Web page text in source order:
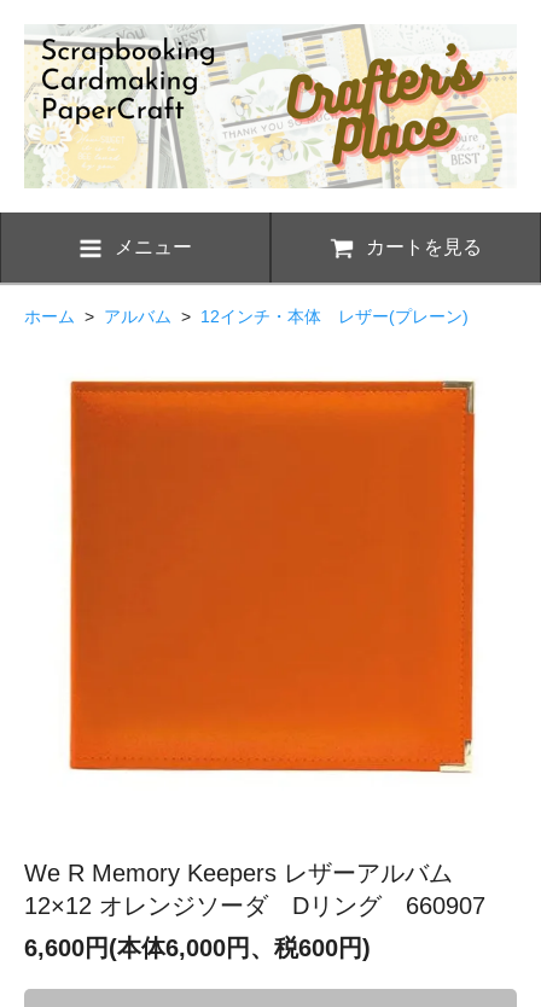
メニュー カートを見る
ホーム > アルバム > 12インチ・本体 レザー(プレーン)
We R Memory Keepers レザーアルバム
12×12 オレンジソーダ Dリング 660907
6,600円(本体6,000円、税600円)